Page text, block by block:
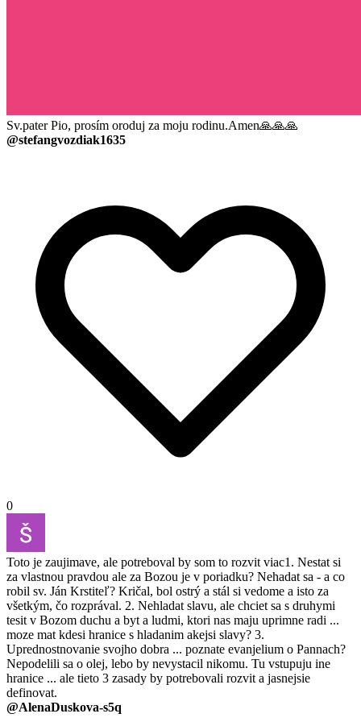
Sv.pater Pio, prosím oroduj za moju rodinu.Amen🙏🙏🙏
@stefangvozdiak1635
0
Toto je zaujimave, ale potreboval by som to rozvit viac1. Nestat si
za vlastnou pravdou ale za Bozou je v poriadku? Nehadat sa - a co
robil sv. Ján Krstiteľ? Kričal, bol ostrý a stál si vedome a isto za
všetkým, čo rozprával. 2. Nehladat slavu, ale chciet sa s druhymi
tesit v Bozom duchu a byt a ludmi, ktori nas maju uprimne radi ...
moze mat kdesi hranice s hladanim akejsi slavy? 3.
Uprednostnovanie svojho dobra ... poznate evanjelium o Pannach?
Nepodelili sa o olej, lebo by nevystacil nikomu. Tu vstupuju ine
hranice ... ale tieto 3 zasady by potrebovali rozvit a jasnejsie
definovat.
@AlenaDuskova-s5q